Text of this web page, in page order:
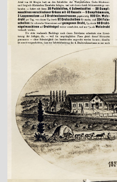
Show larger version